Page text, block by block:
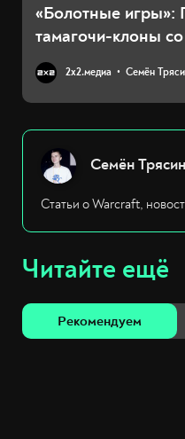
«Болотные игры»:
тамагочи-клоны
2х2.медиа Семён
Семён Трясин
Статьи о Warcraft,
Читайте ещё
Рекомендуем